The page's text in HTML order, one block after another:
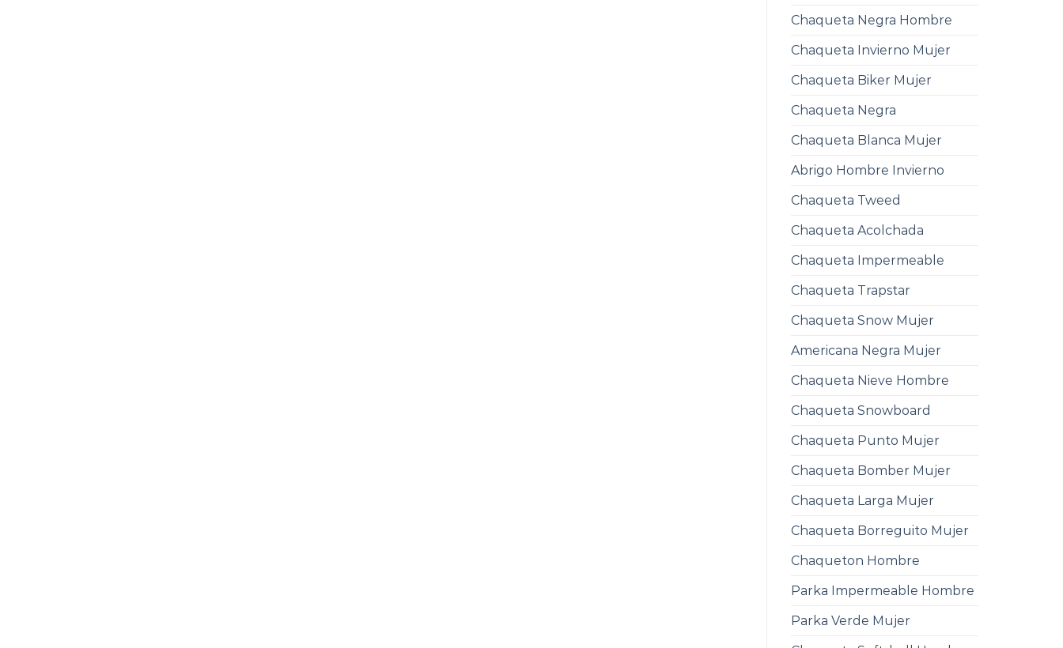
Chaqueta Negra Hombre
Chaqueta Invierno Mujer
Chaqueta Biker Mujer
Chaqueta Negra
Chaqueta Blanca Mujer
Abrigo Hombre Invierno
Chaqueta Tweed
Chaqueta Acolchada
Chaqueta Impermeable
Chaqueta Trapstar
Chaqueta Snow Mujer
Americana Negra Mujer
Chaqueta Nieve Hombre
Chaqueta Snowboard
Chaqueta Punto Mujer
Chaqueta Bomber Mujer
Chaqueta Larga Mujer
Chaqueta Borreguito Mujer
Chaqueton Hombre
Parka Impermeable Hombre
Parka Verde Mujer